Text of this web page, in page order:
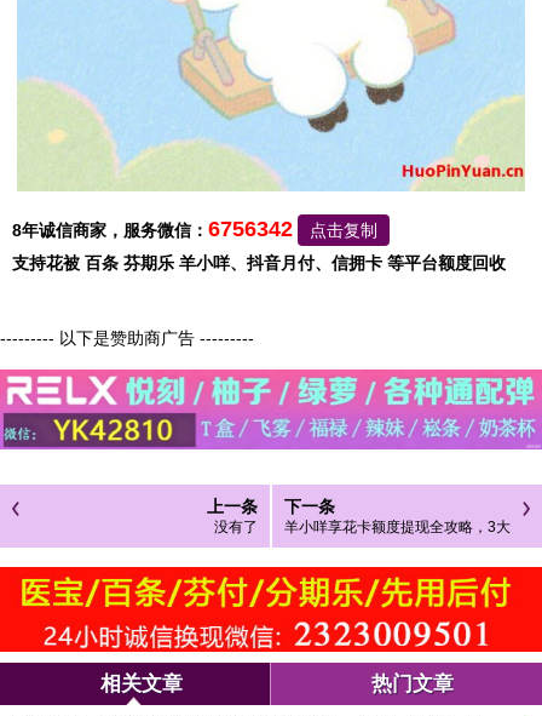
8年诚信商家，服务微信： 6756342
点击复制
支持花被 百条 芬期乐 羊小咩、抖音月付、信拥卡 等平台额度回收
--------- 以下是赞助商广告 ---------
上一条
没有了
下一条
羊小咩享花卡额度提现全攻略，3大
核心技巧+真实案例+避坑指南
相关文章 热门文章